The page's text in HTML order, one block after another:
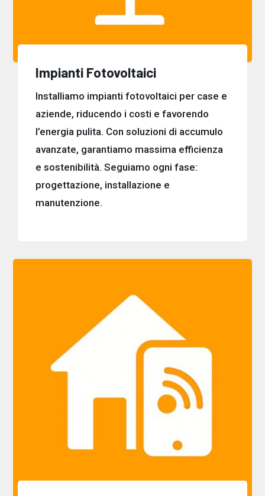
Impianti Fotovoltaici
Installiamo impianti fotovoltaici per case e
aziende, riducendo i costi e favorendo
l’energia pulita. Con soluzioni di accumulo
avanzate, garantiamo massima efficienza
e sostenibilità. Seguiamo ogni fase:
progettazione, installazione e
manutenzione.